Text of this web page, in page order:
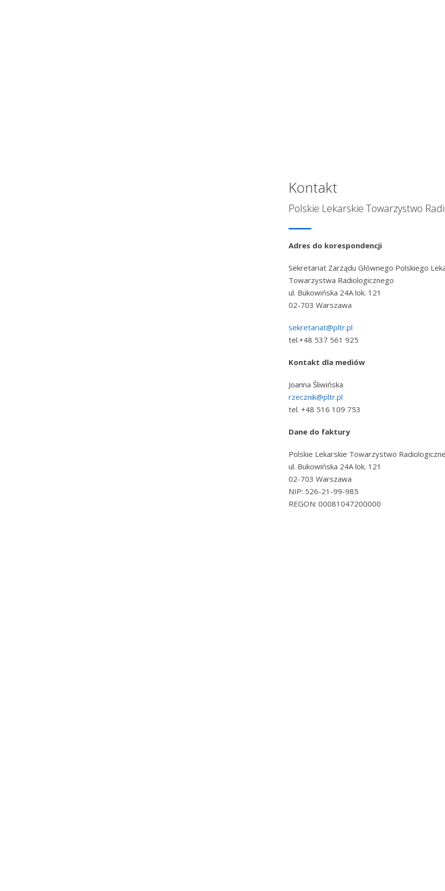
Kontakt
Polskie Lekarskie Towarzystwo
Adres do korespondencji
Sekretariat Zarządu Głównego Polskiego
Towarzystwa Radiologicznego
ul. Bukowińska 24A lok. 121
02-703 Warszawa
sekretariat@pltr.pl
tel.+48 537 561 925
Kontakt dla mediów
Joanna Śliwińska
rzecznik@pltr.pl
tel. +48 516 109 753
Dane do faktury
Polskie Lekarskie Towarzystwo
ul. Bukowińska 24A lok. 121
02-703 Warszawa
NIP: 526-21-99-985
REGON: 00081047200000